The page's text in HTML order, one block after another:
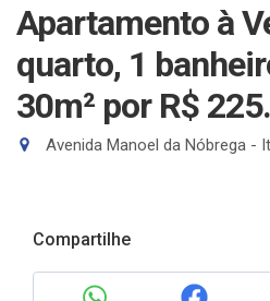
Apartamento à
quarto, 1
30m² por R$
Avenida Manoel da Nóbrega -
Compartilhe